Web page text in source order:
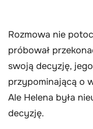
Rozmowa nie
próbował
swoją decyzję,
przypominającą o
Ale Helena była
decyzję.